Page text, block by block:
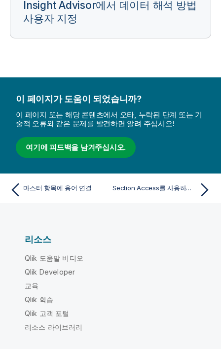
Insight Advisor에서 데이터 해석 방법
사용자 지정
이 페이지가 도움이 되었습니까?
이 페이지 또는 해당 콘텐츠에서 오타, 누락된 단계 또는 기
술적 오류와 같은 문제를 발견하면 알려 주십시오!
여기에 피드백을 남겨주십시오.
마스터 항목에 용어 연결 Section Access를 사용하여 데이터 보안 관리
리소스
Qlik 도움말 비디오
Qlik Developer
교육
Qlik 학습
Qlik 고객 포털
리소스 라이브러리